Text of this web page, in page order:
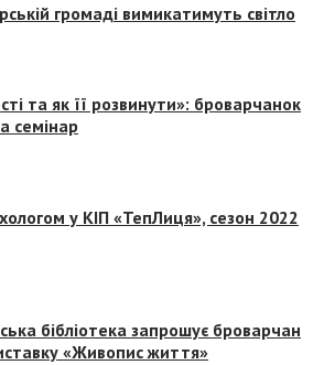
громаді вимикатимуть світло
та як її розвинути»: броварчанок
семінар
у КІП «ТепЛиця», сезон 2022
бібліотека запрошує броварчан
«Живопис життя»